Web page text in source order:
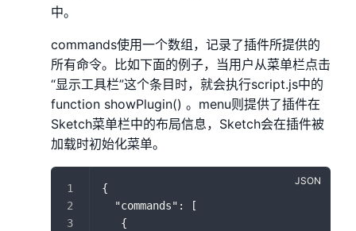
中。
commands使用一个数组，记录了插件所提供的
所有命令。比如下面的例子，当用户从菜单栏点击
“显示工具栏”这个条目时，就会执行script.js中的
function showPlugin() 。menu则提供了插件在
Sketch菜单栏中的布局信息，Sketch会在插件被
加载时初始化菜单。
{
  "commands": [
   {